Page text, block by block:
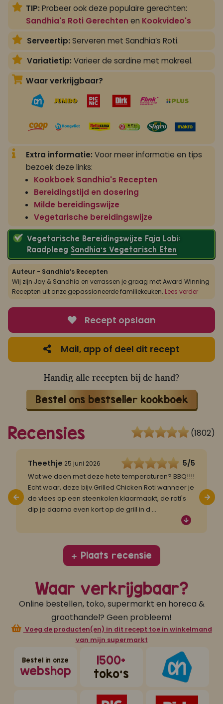
TIP: Probeer ook deze populaire gerechten:
Sandhia's Roti Gerechten en Kookvideo's
Serveertip: Serveren met Sandhia’s Roti.
Variatietip: Varieer de sardine met makreel.
Waar verkrijgbaar?
Extra informatie: Voor meer informatie en tips
bezoek deze links:
Kookboek Sandhia's Recepten
Bereidingstijd en dosering
Milde bereidingswijze
Vegetarische bereidingswijze
Vegetarische Bereidingswijze Faja Lobi:
Raadpleeg Sandhia’s Vegetarisch Eten
Auteur - Sandhia’s Recepten
Wij zijn Jay & Sandhia en verrassen je graag met Award Winning
Recepten uit onze gepassioneerde familiekeuken. Lees verder
Recept opslaan
Mail, app of deel dit recept
Handig alle recepten bij de hand?
Bestel ons bestseller kookboek
Recensies (1802)
Theethje 25 juni 2026 5/5
Wat we doen met deze hete temperaturen? BBQ!!!!
Echt waar, deze bijv.Grilled Chicken Roti wanneer je
de vlees op een steenkolen klaarmaakt, de roti's
dip je daarna even kort op de grill in d ...
Plaats recensie
Waar verkrijgbaar?
Online bestellen, toko, supermarkt en horeca &
groothandel? Geen probleem!
Voeg de producten(en) in dit recept toe in winkelmand
van mijn supermarkt
Bestel in onze
webshop
1500+
toko's